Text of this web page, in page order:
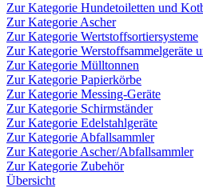
Zur Kategorie Hundetoiletten und
Zur Kategorie Ascher
Zur Kategorie Wertstoffsortiersysteme
Zur Kategorie Werstoffsammelgeräte
Zur Kategorie Mülltonnen
Zur Kategorie Papierkörbe
Zur Kategorie Messing-Geräte
Zur Kategorie Schirmständer
Zur Kategorie Edelstahlgeräte
Zur Kategorie Abfallsammler
Zur Kategorie Ascher/Abfallsammler
Zur Kategorie Zubehör
Übersicht